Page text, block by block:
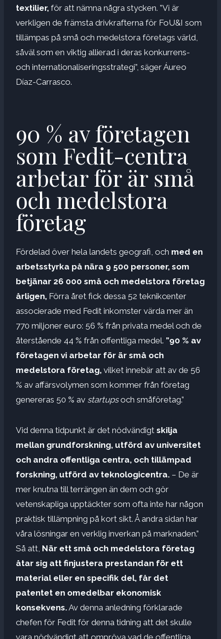
textilier, för att nämna några stycken. ”Vi är
verkligen de främsta drivkrafterna för FoU&I som
tillämpas på små och medelstora företags värld,
såväl som en viktig allierad i deras konkurrens-
och internationaliseringsstrategi”, säger Áureo
Díaz-Carrasco.
90 % av företagen
som Fedit-centra
arbetar för är små
och medelstora
företag
Fördelad över hela landets geografi, och med en
arbetsstyrka på nära 9 500 personer, som
betjänar 26 000 små och medelstora företag
årligen, Förra året fick dessa 52 teknikcenter
associerade med Fedit inkomster värda mer än
770 miljoner euro: 56 % från privata medel och de
återstående 44 % från offentliga medel. ”90 % av
företagen vi arbetar för är små och
medelstora företag, vilket innebär att av de 56
% av affärsvolymen som kommer från företag
genereras 50 % av startupsoch småföretag.”
Vid denna tidpunkt är det nödvändigt skilja
mellan grundforskning, utförd av universitet
och andra offentliga centra, och tillämpad
forskning, utförd av teknologicentra. – De är
mer knutna till terrängen än dem och gör
vetenskapliga upptäckter som ofta inte har någon
praktisk tillämpning på kort sikt. Å andra sidan har
våra lösningar en verklig inverkan på marknaden.”
Så att, När ett små och medelstora företag
åtar sig att finjustera prestandan för ett
material eller en specifik del, får det
patentet en omedelbar ekonomisk
konsekvens.Av denna anledning förklarade
chefen för Fedit för denna tidning att det skulle
vara nödvändigt att ompröva vad de offentliga